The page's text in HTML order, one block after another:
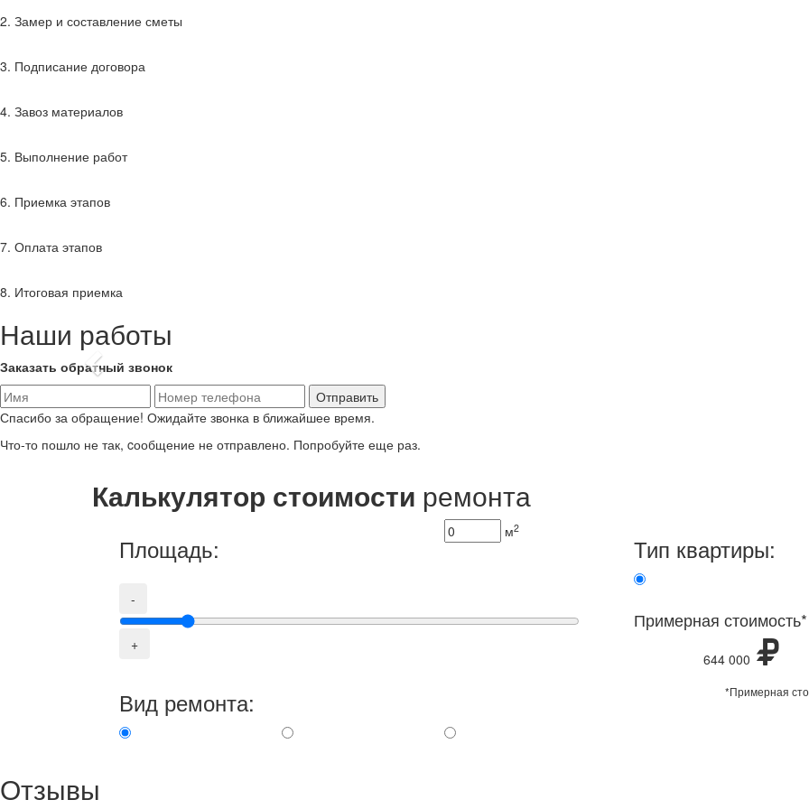
2. Замер и составление сметы
3. Подписание договора
4. Завоз материалов
5. Выполнение работ
6. Приемка этапов
7. Оплата этапов
8. Итоговая приемка
Наши работы
Previous
Заказать обратный звонок
Спасибо за обращение! Ожидайте звонка в ближайшее время.
Что-то пошло не так, cообщение не отправлено. Попробуйте еще раз.
Калькулятор стоимости ремонта
Площадь:
м2
-
+
Вид ремонта:
Тип квартиры:
Примерная стоимость*
644 000
*Примерная
Отзывы